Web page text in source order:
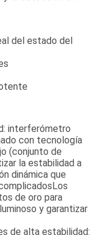
del estado del
interferómetro
con tecnología
(conjunto de
la estabilidad a
dinámica que
de oro para
y garantizar
de alta estabilidad: